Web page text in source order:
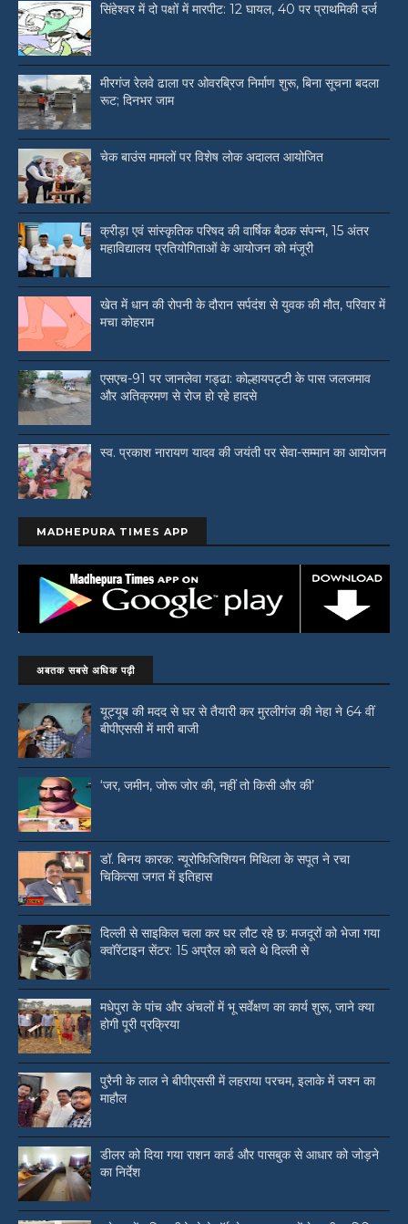
सिंहेश्वर में दो पक्षों में मारपीट: 12 घायल, 40 पर प्राथमिकी दर्ज
मीरगंज रेलवे ढाला पर ओवरब्रिज निर्माण शुरू, बिना सूचना बदला
रूट; दिनभर जाम
चेक बाउंस मामलों पर विशेष लोक अदालत आयोजित
क्रीड़ा एवं सांस्कृतिक परिषद की वार्षिक बैठक संपन्न, 15 अंतर
महाविद्यालय प्रतियोगिताओं के आयोजन को मंजूरी
खेत में धान की रोपनी के दौरान सर्पदंश से युवक की मौत, परिवार में
मचा कोहराम
एसएच-91 पर जानलेवा गड्ढा: कोल्हायपट्टी के पास जलजमाव
और अतिक्रमण से रोज हो रहे हादसे
स्व. प्रकाश नारायण यादव की जयंती पर सेवा-सम्मान का आयोजन
MADHEPURA TIMES APP
अबतक सबसे अधिक पढ़ी
यूट्यूब की मदद से घर से तैयारी कर मुरलीगंज की नेहा ने 64 वीं
बीपीएससी में मारी बाजी
‘जर, जमीन, जोरू जोर की, नहीं तो किसी और की’
डॉ. बिनय कारक: न्यूरोफिजिशियन मिथिला के सपूत ने रचा
चिकित्सा जगत में इतिहास
दिल्ली से साइकिल चला कर घर लौट रहे छ: मजदूरों को भेजा गया
क्वॉरेंटाइन सेंटर: 15 अप्रैल को चले थे दिल्ली से
मधेपुरा के पांच और अंचलों में भू सर्वेक्षण का कार्य शुरू, जाने क्या
होगी पूरी प्रक्रिया
पुरैनी के लाल ने बीपीएससी में लहराया परचम, इलाके में जश्न का
माहौल
डीलर को दिया गया राशन कार्ड और पासबुक से आधार को जोड़ने
का निर्देश